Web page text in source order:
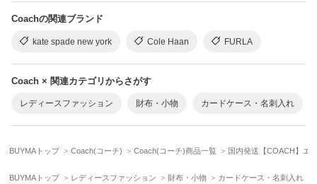
Coachの関連ブランド
kate spade new york Cole Haan FURLA
Coach × 関連カテゴリからさがす
レディースファッション 財布・小物 カードケース・名刺入れ
BUYMAトップ Coach(コーチ) Coach(コーチ)商品一覧 国内発送【COACH】エ
BUYMAトップ レディースファッション 財布・小物 カードケース・名刺入れ